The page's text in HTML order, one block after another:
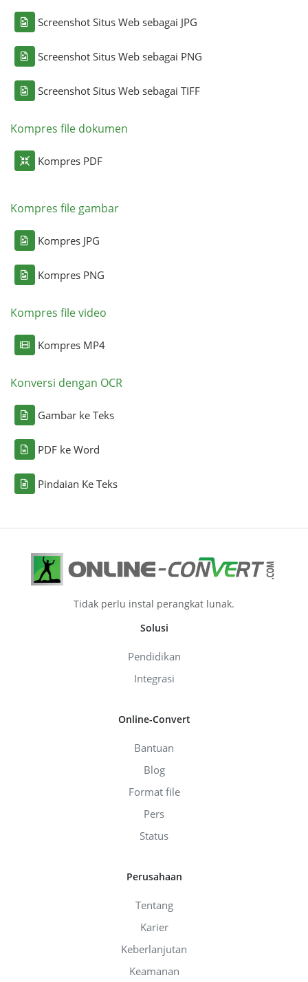
Screenshot Situs Web sebagai JPG
Screenshot Situs Web sebagai PNG
Screenshot Situs Web sebagai TIFF
Kompres file dokumen
Kompres PDF
Kompres file gambar
Kompres JPG
Kompres PNG
Kompres file video
Kompres MP4
Konversi dengan OCR
Gambar ke Teks
PDF ke Word
Pindaian Ke Teks
Tidak perlu instal perangkat lunak.
Solusi
Pendidikan
Integrasi
Online-Convert
Bantuan
Blog
Format file
Pers
Status
Perusahaan
Tentang
Karier
Keberlanjutan
Keamanan